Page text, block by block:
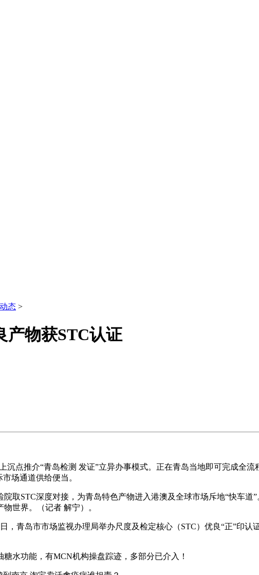
态 >
产物获STC认证
推介“青岛检测 发证”立异办事模式。正在青岛当地即可完成全流
场通道供给便当。
STC深度对接，为青岛特色产物进入港澳及全球市场斥地“快车道”
世界。（记者 解宁）。
岛市市场监视办理局举办尺度及检定核心（STC）优良“正”印认
功能，有MCN机构操盘踪迹，多部分已介入！